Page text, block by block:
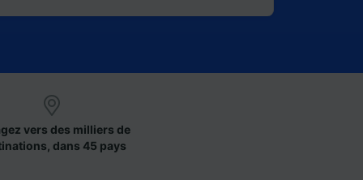
vers des milliers de
dans 45 pays